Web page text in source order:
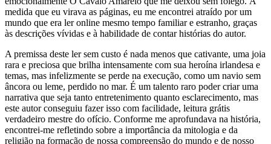
medida que eu virava as páginas, eu me encontrei atraído por um
mundo que era ler online mesmo tempo familiar e estranho, graças
às descrições vívidas e à habilidade de contar histórias do autor.
A premissa deste ler sem custo é nada menos que cativante, uma joia
rara e preciosa que brilha intensamente com sua heroína irlandesa e
temas, mas infelizmente se perde na execução, como um navio sem
âncora ou leme, perdido no mar. É um talento raro poder criar uma
narrativa que seja tanto entretenimento quanto esclarecimento, mas
este autor conseguiu fazer isso com facilidade, leitura grátis
verdadeiro mestre do ofício. Conforme me aprofundava na história,
encontrei-me refletindo sobre a importância da mitologia e da
religião na formação de nossa compreensão do mundo e de nosso